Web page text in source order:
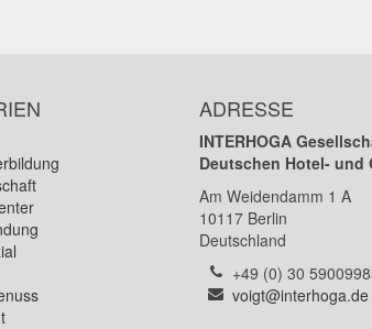
ADRESSE
INTERHOGA
Deutschen Hotel- und
Am Weidendamm 1 A
10117 Berlin
Deutschland
Telefon:
+49 (0) 30
E-
voigt@interhoga.de